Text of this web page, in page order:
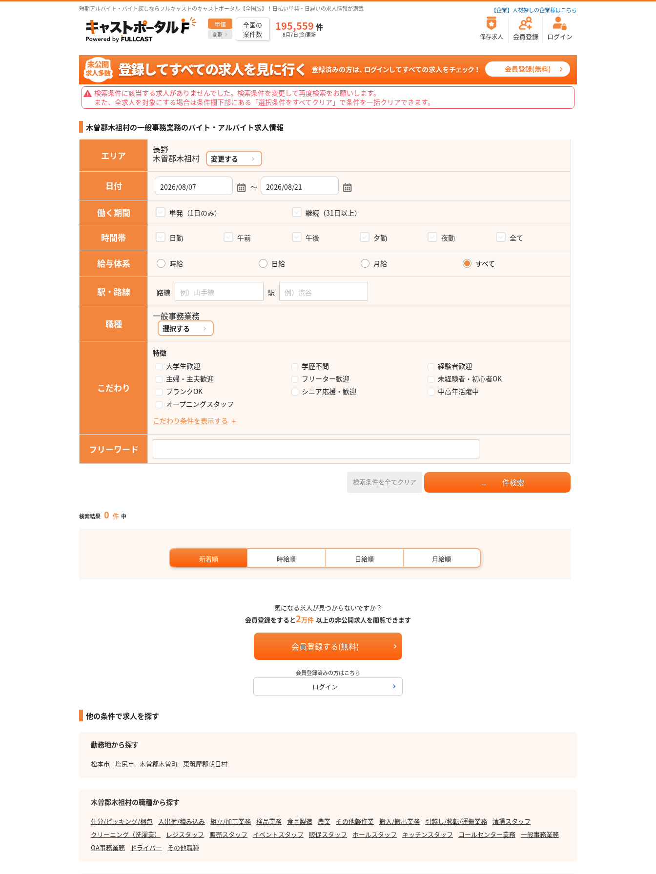
短期アルバイト・バイト探しならフルキャストのキャストポータル【全国版】！日払い単発・日雇いの求人情報が満載 【企業】人材探しの企業様はこちら
甲信
変更
全国の
案件数
195,559 件
8月7日(金)更新 保存求人 会員登録 ログイン
検索条件に該当する求人がありませんでした。検索条件を変更して再度検索をお願いします。
また、全求人を対象にする場合は条件欄下部にある「選択条件をすべてクリア」で条件を一括クリアできます。
木曽郡木祖村の一般事務業務のバイト・アルバイト求人情報
エリア
長野
木曽郡木祖村 変更する
日付 ～
働く期間 単発（1日のみ） 継続（31日以上）
時間帯 日勤 午前 午後 夕勤 夜勤 全て
給与体系 時給 日給 月給 すべて
駅・路線 路線 駅
職種
一般事務業務
選択する
こだわり
特徴
大学生歓迎
学歴不問
経験者歓迎
主婦・主夫歓迎
フリーター歓迎
未経験者・初心者OK
ブランクOK
シニア応援・歓迎
中高年活躍中
オープニングスタッフ
こだわり条件を表示する
フリーワード
検索条件を全てクリア -- 件検索
検索結果 0 件 中
新着順 時給順 日給順 月給順
気になる求人が見つからないですか？
会員登録をすると2万件 以上の非公開求人を閲覧できます
会員登録する(無料)
会員登録済みの方はこちら
ログイン
他の条件で求人を探す
勤務地から探す
松本市 塩尻市 木曽郡木曽町 東筑摩郡朝日村
木曽郡木祖村の職種から探す
仕分/ピッキング/梱包 入出荷/積み込み 組立/加工業務 検品業務 食品製造 農業 その他軽作業 搬入/搬出業務 引越し/移転/運搬業務 清掃スタッフ
クリーニング（洗濯業）
レジスタッフ 販売スタッフ イベントスタッフ 販促スタッフ ホールスタッフ キッチンスタッフ コールセンター業務 一般事務業務
OA事務業務
ドライバー その他職種